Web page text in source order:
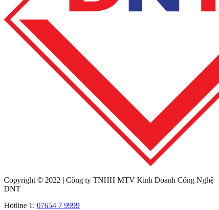
Copyright © 2022 | Công ty TNHH MTV Kinh Doanh Công Nghệ
DNT
Hotline 1: 07654 7 9999